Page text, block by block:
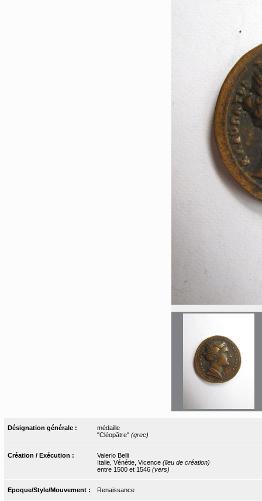
Désignation générale :
médaille
"Cléopâtre" (grec)
Création / Exécution :
Valerio Belli
Italie, Vénétie, Vicence (lieu de création)
entre 1500 et 1546 (vers)
Epoque/Style/Mouvement : Renaissance